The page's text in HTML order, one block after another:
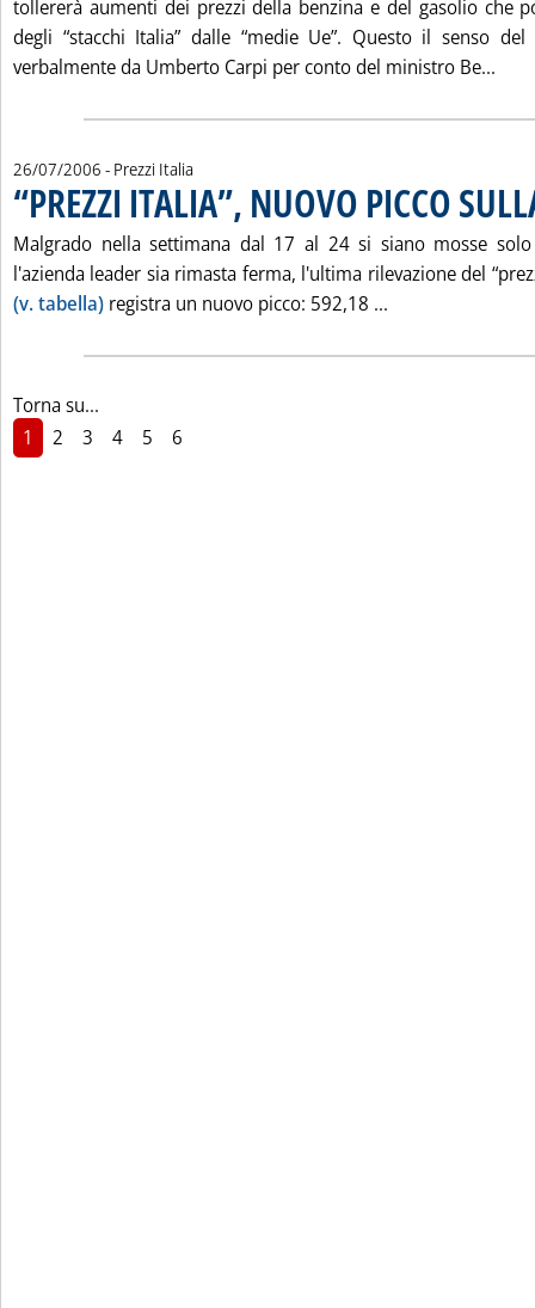
tollererà aumenti dei prezzi della benzina e del gasolio che
degli “stacchi Italia” dalle “medie Ue”. Questo il senso del
verbalmente da Umberto Carpi per conto del ministro Be...
26/07/2006 - Prezzi Italia
“PREZZI ITALIA”, NUOVO PICCO
Malgrado nella settimana dal 17 al 24 si siano mosse
l'azienda leader sia rimasta ferma, l'ultima rilevazione del
(v. tabella) registra un nuovo picco: 592,18 ...
Torna su...
1
2 3 4 5 6